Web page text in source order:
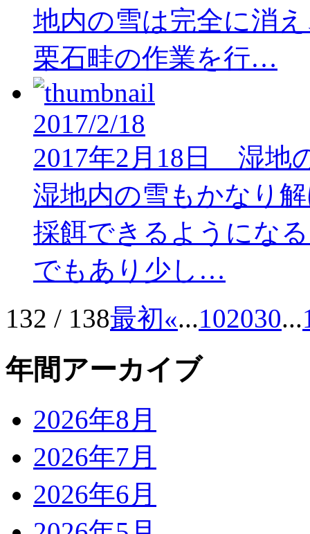
地内の雪は完全に消
栗石畦の作業を行…
2017/2/18
2017年2月18日 湿地
湿地内の雪もかなり
採餌できるようにな
でもあり少し…
132 / 138最初«...102030...
年間アーカイブ
2026年8月
2026年7月
2026年6月